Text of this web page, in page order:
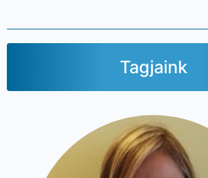
Tagjaink